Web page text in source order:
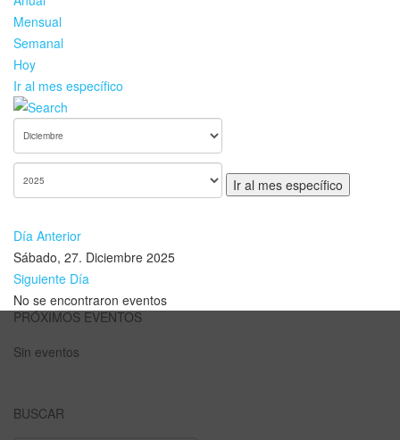
Mensual
Semanal
Hoy
Ir al mes específico
Ir al mes específico
Día Anterior
Sábado, 27. Diciembre 2025
Siguiente Día
No se encontraron eventos
PRÓXIMOS EVENTOS
Sin eventos
BUSCAR